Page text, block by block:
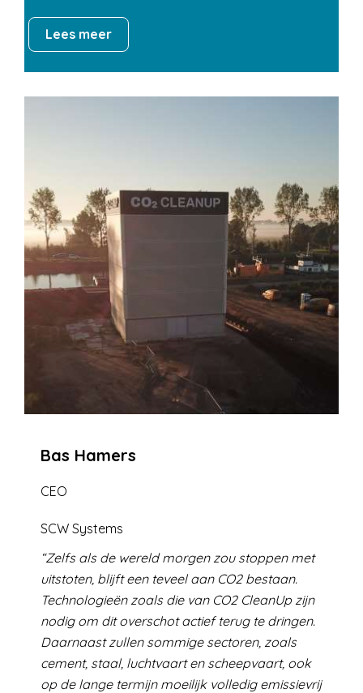
Lees meer
Bas Hamers
CEO
SCW Systems
Zelfs als de wereld morgen zou stoppen met
uitstoten, blijft een teveel aan CO2 bestaan.
Technologieën zoals die van CO2 CleanUp zijn
nodig om dit overschot actief terug te dringen.
Daarnaast zullen sommige sectoren, zoals
cement, staal, luchtvaart en scheepvaart, ook
op de lange termijn moeilijk volledig emissievrij